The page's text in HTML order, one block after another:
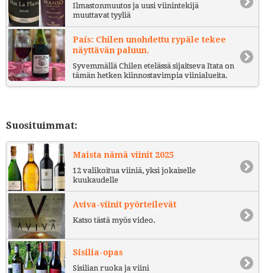
Ilmastonmuutos ja uusi viinintekijä
muuttavat tyyliä
País: Chilen unohdettu rypäle tekee
näyttävän paluun.
Syvemmällä Chilen etelässä sijaitseva Itata on
tämän hetken kiinnostavimpia viinialueita.
Suosituimmat:
Maista nämä viinit 2025
12 valikoitua viiniä, yksi jokaiselle
kuukaudelle
Aviva-viinit pyörteilevät
Katso tästä myös video.
Sisilia-opas
Sisilian ruoka ja viini